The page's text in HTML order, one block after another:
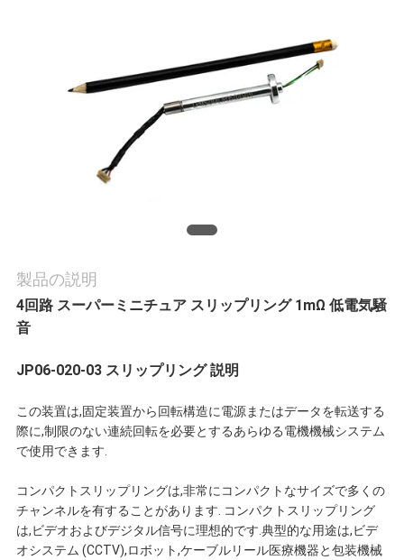
私
達
に
連
絡
し
な
製品の説明
4回路 スーパーミニチュア スリップリング 1mΩ 低電気騒
音
JP06-020-03 スリップリング 説明
この装置は,固定装置から回転構造に電源またはデータを転送する
際に,制限のない連続回転を必要とするあらゆる電機機械システム
で使用できます.
コンパクトスリップリングは,非常にコンパクトなサイズで多くの
チャンネルを有することがあります. コンパクトスリップリング
は,ビデオおよびデジタル信号に理想的です.典型的な用途は,ビデ
オシステム (CCTV),ロボット,ケーブルリール医療機器と包装機械